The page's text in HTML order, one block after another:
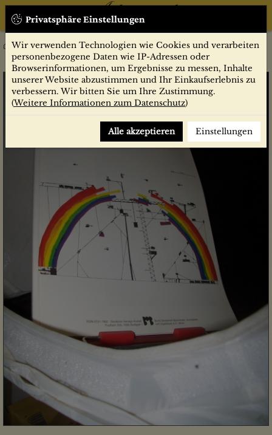
Privatsphäre Einstellungen
Wir verwenden Technologien wie Cookies und verarbeiten
personenbezogene Daten wie IP-Adressen oder
Browserinformationen, um Ergebnisse zu messen, Inhalte
unserer Website abzustimmen und Ihr Einkaufserlebnis zu
verbessern. Wir bitten Sie um Ihre Zustimmung.
(Weitere Informationen zum Datenschutz)
Alle akzeptieren Einstellungen
Zeitschriften deutsche bauzeitung 5/1985